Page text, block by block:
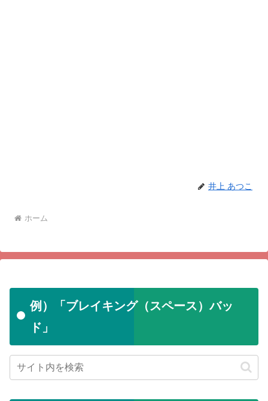
井上 あつこ
ホーム
例）「ブレイキング（スペース）バッ
ド」